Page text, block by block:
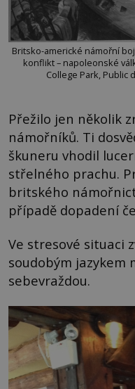
Britsko-americké námořní
konflikt – napoleonské
College Park, Public
Přežilo jen několik
námořníků. Ti
škuneru vhodil
střelného prachu.
britského
případě dopadení
Ve stresové situaci
soudobým jazykem
sebevraždou.